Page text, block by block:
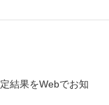
結果をWebでお知